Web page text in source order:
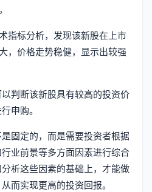
指标分析，发现该新股在上市
，价格走势稳健，显示出较强
判断该新股具有较高的投资价
申购。
固定的，而是需要投资者根据
业前景等多方面因素进行综合
析这些因素的基础上，才能做
而实现更高的投资回报。